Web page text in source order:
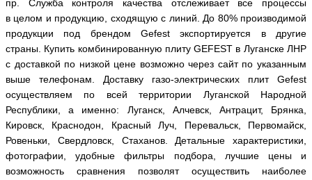
пр. Служба контроля качества отслеживает все процессы
в целом и продукцию, сходящую с линий. До 80% производимой
продукции под брендом Gefest экспортируется в другие
страны. Купить комбинированную плиту GEFEST в Луганске ЛНР
с доставкой по низкой цене возможно через сайт по указанным
выше телефонам. Доставку газо-электрических плит Gefest
осуществляем по всей территории Луганской Народной
Республики, а именно: Луганск, Алчевск, Антрацит, Брянка,
Кировск, Краснодон, Красный Луч, Перевальск, Первомайск,
Ровеньки, Свердловск, Стаханов. Детальные характеристики,
фотографии, удобные фильтры подбора, лучшие цены и
возможность сравнения позволят осуществить наиболее